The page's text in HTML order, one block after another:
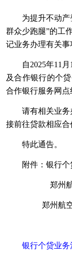
为提升不动产登
群众少跑腿”的工
记业务办理有关事
自2025年11月1
及合作银行的个
合作银行服务网点
请有相关业务办
接前往贷款相应合
特此通告。
附件：银行个
郑州航
郑州航空
银行个贷业务